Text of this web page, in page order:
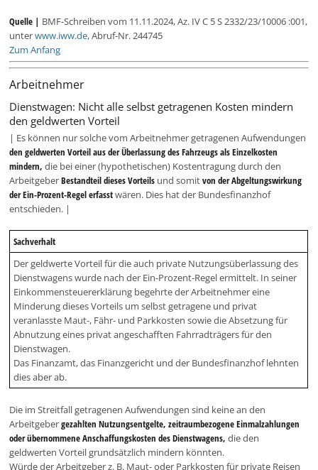
Quelle | BMF-Schreiben vom 11.11.2024, Az. IV C 5 S 2332/23/10006 :001,
unterwww.iww.de, Abruf-Nr. 244745
Zum Anfang
Arbeitnehmer
Dienstwagen: Nicht alle selbst getragenen Kosten mindern
den geldwerten Vorteil
| Es können nur solche vom Arbeitnehmer getragenen Aufwendungen
den geldwerten Vorteil aus der Überlassung des Fahrzeugs als Einzelkosten
mindern, die bei einer (hypothetischen) Kostentragung durch den
ArbeitgeberBestandteil dieses Vorteils und somitvon der Abgeltungswirkung
der Ein-Prozent-Regel erfasstwären. Dies hat der Bundesfinanzhof
entschieden. |
Sachverhalt
Der geldwerte Vorteil für die auch private Nutzungsüberlassung des
Dienstwagens wurde nach der Ein-Prozent-Regel ermittelt. In seiner
Einkommensteuererklärung begehrte der Arbeitnehmer eine
Minderung dieses Vorteils um selbst getragene und privat
veranlasste Maut-, Fähr- und Parkkosten sowie die Absetzung für
Abnutzung eines privat angeschafften Fahrradträgers für den
Dienstwagen.
Das Finanzamt, das Finanzgericht und der Bundesfinanzhof lehnten
dies aber ab.
Die im Streitfall getragenen Aufwendungen sind keine an den
Arbeitgebergezahlten Nutzungsentgelte, zeitraumbezogene Einmalzahlungen
oder übernommene Anschaffungskosten des Dienstwagens, die den
geldwerten Vorteil grundsätzlich mindern könnten.
Würde der Arbeitgeber z. B. Maut- oder Parkkosten für private Reisen